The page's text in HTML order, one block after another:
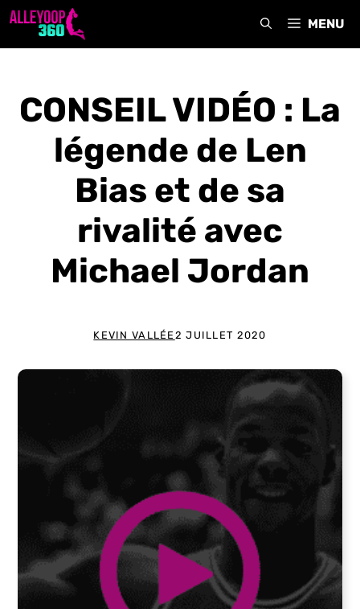
Aller
MENU
CONSEIL VIDÉO : La
légende de Len
Bias et de sa
rivalité avec
Michael Jordan
KEVIN VALLÉE 2 JUILLET 2020